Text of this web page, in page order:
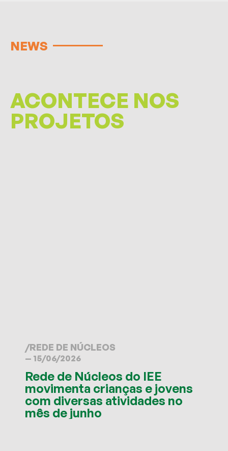
NEWS
ACONTECE NOS
PROJETOS
/REDE DE NÚCLEOS
— 15/06/2026
Rede de Núcleos do IEE
movimenta crianças e jovens
com diversas atividades no
mês de junho